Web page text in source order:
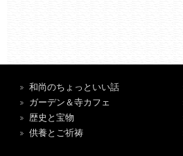
和尚のちょっといい話
ガーデン＆寺カフェ
歴史と宝物
供養とご祈祷